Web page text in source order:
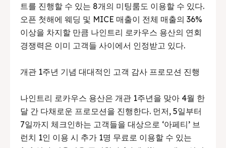
트를 진행할 수 있는 8개의 미팅룸도 이용할 수 있다.
오픈 첫해에 웨딩 및 MICE 매출이 전체 매출의 36%
이상을 차지할 만큼 나인트리 로카우스 용산의 연회
경쟁력은 이미 고객들 사이에서 인정받고 있다.
개관 1주년 기념 대대적인 고객 감사 프로모션 진행
나인트리 로카우스 용산은 개관 1주년을 맞아 4월 한
달 간 다채로운 프로모션을 진행한다. 먼저, 5일부터
7일까지 체크인하는 고객들을 대상으로 ‘아페티’ 브
런치 1인 이용 시 추가 1명 무료로 이용할 수 있는